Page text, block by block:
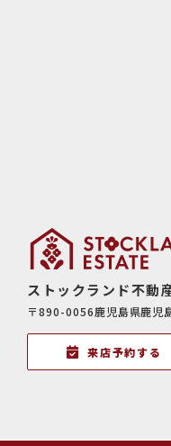
ストックランド不動
〒890-0056鹿児島県鹿児
来店予約する